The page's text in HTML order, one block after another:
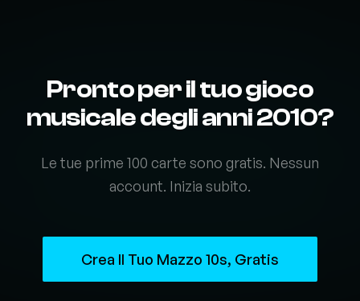
Pronto per il tuo gioco
musicale degli anni 2010?
Le tue prime 100 carte sono gratis. Nessun
account. Inizia subito.
Crea Il Tuo Mazzo 10s, Gratis